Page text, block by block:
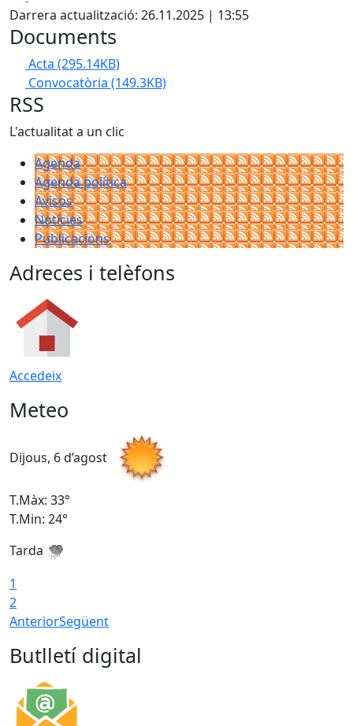
Darrera actualització: 26.11.2025 | 13:55
Documents
Acta (295.14KB)
Convocatòria (149.3KB)
RSS
L'actualitat a un clic
Agenda
Agenda política
Avisos
Notícies
Publicacions
Adreces i telèfons
Accedeix
Meteo
Dijous, 6 d’agost
T.Màx: 33°
T.Min: 24°
Tarda
1
2
AnteriorSegüent
Butlletí digital